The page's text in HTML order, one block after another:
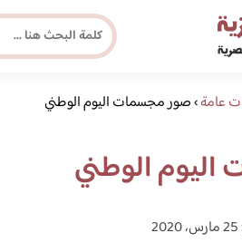
مجلة عامة›صور مجسمات اليوم الوطني
الوطني